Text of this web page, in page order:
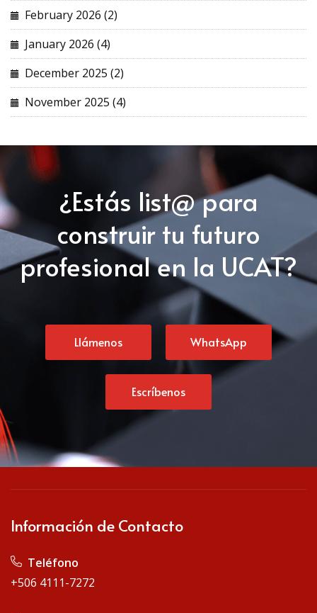
February 2026 (2)
January 2026 (4)
December 2025 (2)
November 2025 (4)
¿Estás list@ para
construir tu futuro
profesional en la UCAT?
Llámenos WhatsApp
Escríbenos
Información de Contacto
Teléfono
+506 4111-7272